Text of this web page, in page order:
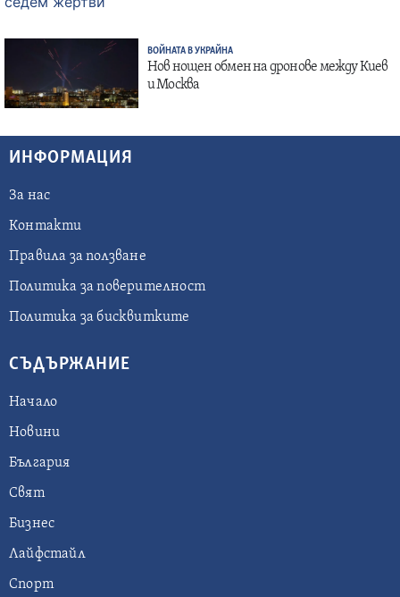
ВОЙНАТА В УКРАЙНА
Нов нощен обмен на дронове между Киев
и Москва
ИНФОРМАЦИЯ
За нас
Контакти
Правила за ползване
Политика за поверителност
Политика за бисквитките
СЪДЪРЖАНИЕ
Начало
Новини
България
Свят
Бизнес
Лайфстайл
Спорт